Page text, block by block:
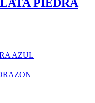
PIEDRA
AZUL